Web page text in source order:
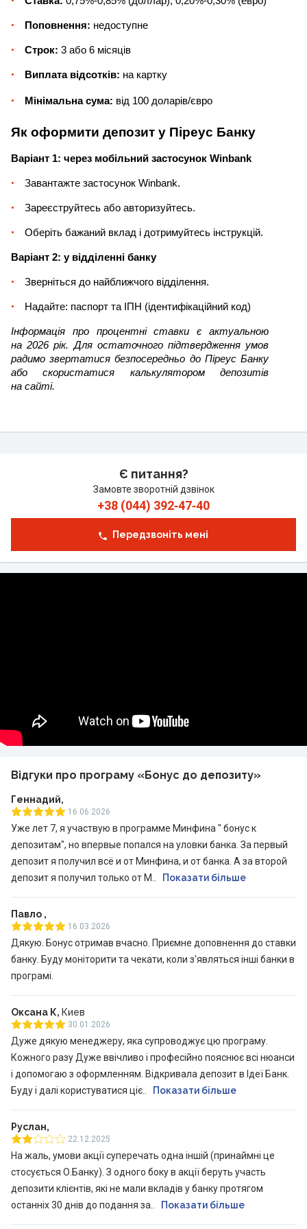
Поповнення: недоступне
Строк: 3 або 6 місяців
Виплата відсотків: на картку
Мінімальна сума: від 100 доларів/євро
Як оформити депозит у Піреус Банку
Варіант 1: через мобільний застосунок Winbank
Завантажте застосунок Winbank.
Зареєструйтесь або авторизуйтесь.
Оберіть бажаний вклад і дотримуйтесь інструкцій.
Варіант 2: у відділенні банку
Зверніться до найближчого відділення.
Надайте: паспорт та ІПН (ідентифікаційний код)
Інформація про процентні ставки є актуальною
на 2026 рік. Для остаточного підтвердження умов
радимо звертатися безпосередньо до Піреус Банку
або скористатися калькулятором депозитів
на сайті.
Є питання?
Замовте зворотній дзвінок
+38 (044) 392‑47‑40
Передзвоніть мені
Відгуки про програму «Бонус до депозиту»
Геннадий,
16.06.2026
Уже лет 7, я участвую в программе Минфина " бонус к
депозитам", но впервые попался на уловки банка. За первый
депозит я получил всё и от Минфина, и от банка. А за второй
депозит я получил только от М..
Показати більше
Павло ,
16.03.2026
Дякую. Бонус отримав вчасно. Приємне доповнення до ставки
банку. Буду моніторити та чекати, коли з'являться інші банки в
програмі.
Оксана К, Киев
30.01.2026
Дуже дякую менеджеру, яка супроводжує цю програму.
Кожного разу Дуже ввічливо і професійно пояснює всі нюанси
і допомогаю з оформленням. Відкривала депозит в Ідеї Банк.
Буду і далі користуватися ціє..
Показати більше
Руслан,
22.12.2025
На жаль, умови акції суперечать одна іншій (принаймні це
стосується О.Банку). З одного боку в акції беруть участь
депозити клієнтів, які не мали вкладів у банку протягом
останніх 30 днів до подання за..
Показати більше